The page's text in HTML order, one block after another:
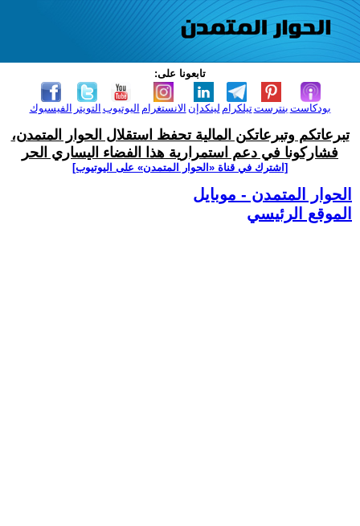
تابعونا على:
الفيسبوك التويتر اليوتيوب الانستغرام لينكدإن تيلكرامبنترست بودكاست
تبرعاتكم وتبرعاتكن المالية تحفظ استقلال الحوار المتمدن،
فشاركونا في دعم استمرارية هذا الفضاء اليساري الحر
[اشترك في قناة ‫«الحوار المتمدن» على اليوتيوب]
الحوار المتمدن - موبايل
الموقع الرئيسي